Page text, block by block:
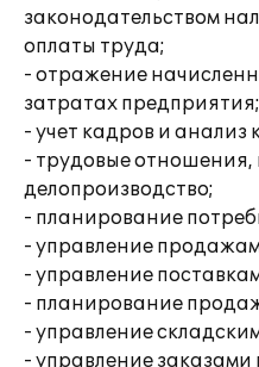
законодательством
оплаты труда;
- отражение
затратах предприятия;
- учет кадров и анализ
- трудовые отношения,
делопроизводство;
- планирование
- управление
- управление
- планирование
- управление
- управление заказами